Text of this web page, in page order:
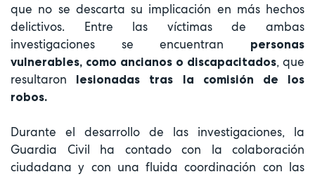
que no se descarta su implicación en más hechos
delictivos. Entre las víctimas de ambas
investigaciones se encuentran personas
vulnerables, como ancianos o discapacitados, que
resultaron lesionadas tras la comisión de los
robos.
Durante el desarrollo de las investigaciones, la
Guardia Civil ha contado con la colaboración
ciudadana y con una fluida coordinación con las